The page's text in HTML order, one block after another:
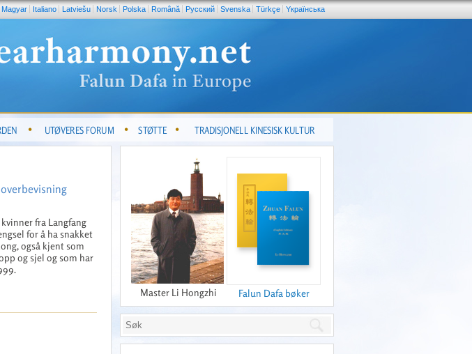
Magyar Italiano Latviešu Norsk Polska Română Pусский Svenska Türkçe Yкраїнська
UTØVERES FORUM STØTTE TRADISJONELL KINESISK KULTUR
fra Langfang
for å ha snakket
også kjent som
og sjel og som har
Master Li Hongzhi Falun Dafa bøker